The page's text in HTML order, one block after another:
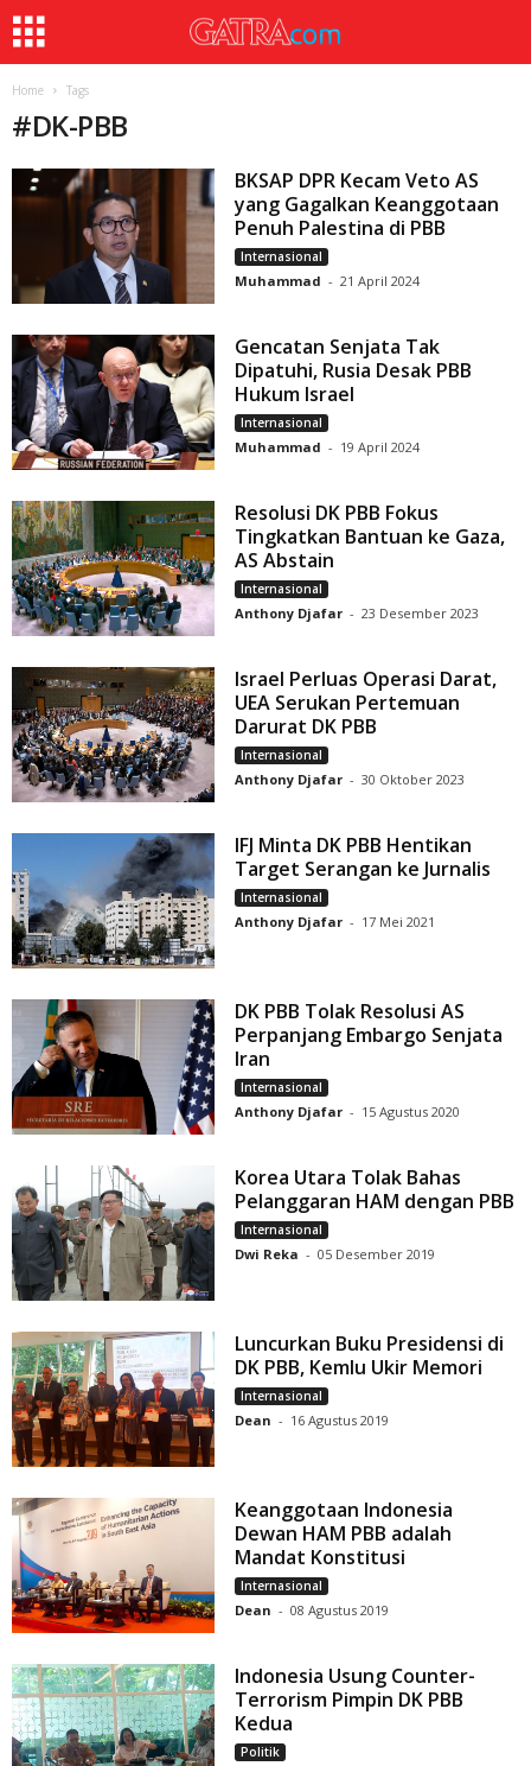
Home Tags
#DK-PBB
BKSAP DPR Kecam Veto AS
yang Gagalkan Keanggotaan
Penuh Palestina di PBB
Internasional
Muhammad - 21 April 2024
Gencatan Senjata Tak
Dipatuhi, Rusia Desak PBB
Hukum Israel
Internasional
Muhammad - 19 April 2024
Resolusi DK PBB Fokus
Tingkatkan Bantuan ke Gaza,
AS Abstain
Internasional
Anthony Djafar - 23 Desember 2023
Israel Perluas Operasi Darat,
UEA Serukan Pertemuan
Darurat DK PBB
Internasional
Anthony Djafar - 30 Oktober 2023
IFJ Minta DK PBB Hentikan
Target Serangan ke Jurnalis
Internasional
Anthony Djafar - 17 Mei 2021
DK PBB Tolak Resolusi AS
Perpanjang Embargo Senjata
Iran
Internasional
Anthony Djafar - 15 Agustus 2020
Korea Utara Tolak Bahas
Pelanggaran HAM dengan PBB
Internasional
Dwi Reka - 05 Desember 2019
Luncurkan Buku Presidensi di
DK PBB, Kemlu Ukir Memori
Internasional
Dean - 16 Agustus 2019
Keanggotaan Indonesia
Dewan HAM PBB adalah
Mandat Konstitusi
Internasional
Dean - 08 Agustus 2019
Indonesia Usung Counter-
Terrorism Pimpin DK PBB
Kedua
Politik